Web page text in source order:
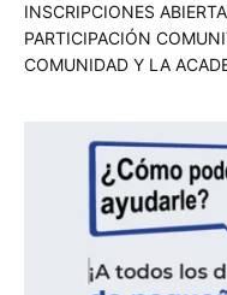
INSCRIPCIONES
PARTICIPACIÓN
COMUNIDAD Y LA